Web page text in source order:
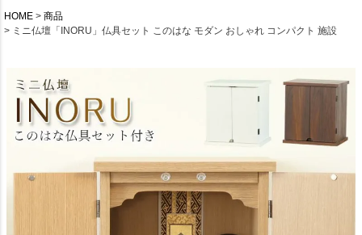
HOME
商品
ミニ仏壇「INORU」仏具セット このはな モダン おしゃれ コンパクト 施設